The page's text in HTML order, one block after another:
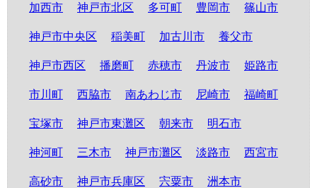
加西市 神戸市北区 多可町 豊岡市 篠山市
神戸市中央区 稲美町 加古川市 養父市
神戸市西区 播磨町 赤穂市 丹波市 姫路市
市川町 西脇市 南あわじ市 尼崎市 福崎町
宝塚市 神戸市東灘区 朝来市 明石市
神河町 三木市 神戸市灘区 淡路市 西宮市
高砂市 神戸市兵庫区 宍粟市 洲本市